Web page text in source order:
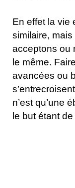
En effet la vie
similaire,
acceptons ou
le même.
avancées ou
n’est qu’une
le but étant